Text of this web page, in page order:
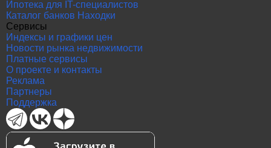
Ипотека для IT-специалистов
Каталог банков Находки
Сервисы
Индексы и графики цен
Новости рынка недвижимости
Платные сервисы
О проекте и контакты
Реклама
Партнеры
Поддержка